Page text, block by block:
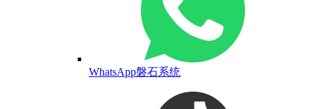
WhatsApp磐石系统